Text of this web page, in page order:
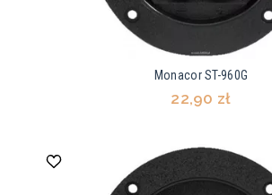
Monacor ST-960G
22,90 zł